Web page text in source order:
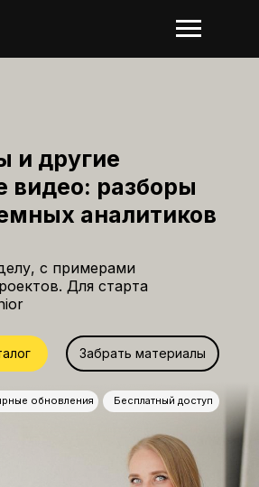
и другие
видео: разборы
аналитиков
с примерами
Для старта
обновления Бесплатный доступ
Забрать материалы